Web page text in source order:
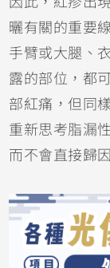
曬有關的重要
手臂或大腿、
露的部位，都
部紅痛，但同
重新思考脂漏
而不會直接歸